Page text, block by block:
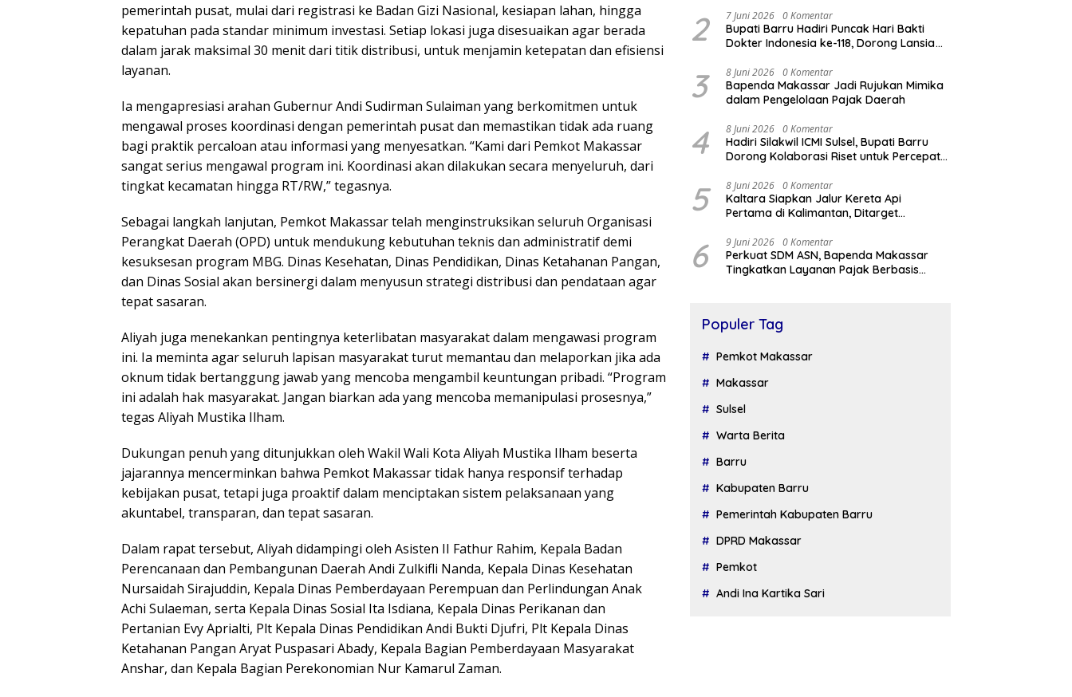
pemerintah pusat, mulai dari registrasi ke Badan Gizi Nasional, kesiapan lahan, hingga
kepatuhan pada standar minimum investasi. Setiap lokasi juga disesuaikan agar berada
dalam jarak maksimal 30 menit dari titik distribusi, untuk menjamin ketepatan dan efisiensi
layanan.
Ia mengapresiasi arahan Gubernur Andi Sudirman Sulaiman yang berkomitmen untuk
mengawal proses koordinasi dengan pemerintah pusat dan memastikan tidak ada ruang
bagi praktik percaloan atau informasi yang menyesatkan. “Kami dari Pemkot Makassar
sangat serius mengawal program ini. Koordinasi akan dilakukan secara menyeluruh, dari
tingkat kecamatan hingga RT/RW,” tegasnya.
Sebagai langkah lanjutan, Pemkot Makassar telah menginstruksikan seluruh Organisasi
Perangkat Daerah (OPD) untuk mendukung kebutuhan teknis dan administratif demi
kesuksesan program MBG. Dinas Kesehatan, Dinas Pendidikan, Dinas Ketahanan Pangan,
dan Dinas Sosial akan bersinergi dalam menyusun strategi distribusi dan pendataan agar
tepat sasaran.
Aliyah juga menekankan pentingnya keterlibatan masyarakat dalam mengawasi program
ini. Ia meminta agar seluruh lapisan masyarakat turut memantau dan melaporkan jika ada
oknum tidak bertanggung jawab yang mencoba mengambil keuntungan pribadi. “Program
ini adalah hak masyarakat. Jangan biarkan ada yang mencoba memanipulasi prosesnya,”
tegas Aliyah Mustika Ilham.
Dukungan penuh yang ditunjukkan oleh Wakil Wali Kota Aliyah Mustika Ilham beserta
jajarannya mencerminkan bahwa Pemkot Makassar tidak hanya responsif terhadap
kebijakan pusat, tetapi juga proaktif dalam menciptakan sistem pelaksanaan yang
akuntabel, transparan, dan tepat sasaran.
Dalam rapat tersebut, Aliyah didampingi oleh Asisten II Fathur Rahim, Kepala Badan
Perencanaan dan Pembangunan Daerah Andi Zulkifli Nanda, Kepala Dinas Kesehatan
Nursaidah Sirajuddin, Kepala Dinas Pemberdayaan Perempuan dan Perlindungan Anak
Achi Sulaeman, serta Kepala Dinas Sosial Ita Isdiana, Kepala Dinas Perikanan dan
Pertanian Evy Aprialti, Plt Kepala Dinas Pendidikan Andi Bukti Djufri, Plt Kepala Dinas
Ketahanan Pangan Aryat Puspasari Abady, Kepala Bagian Pemberdayaan Masyarakat
Anshar, dan Kepala Bagian Perekonomian Nur Kamarul Zaman.
2 7 Juni 2026 0 Komentar
Bupati Barru Hadiri Puncak Hari Bakti
Dokter Indonesia ke-118, Dorong Lansia
3 8 Juni 2026 0 Komentar
Bapenda Makassar Jadi Rujukan Mimika
dalam Pengelolaan Pajak Daerah
4 8 Juni 2026 0 Komentar
Hadiri Silakwil ICMI Sulsel, Bupati Barru
Dorong Kolaborasi Riset untuk Percepat
5 8 Juni 2026 0 Komentar
Kaltara Siapkan Jalur Kereta Api
Pertama di Kalimantan, Ditarget
6 9 Juni 2026 0 Komentar
Perkuat SDM ASN, Bapenda Makassar
Tingkatkan Layanan Pajak Berbasis
Populer Tag
Pemkot Makassar
Makassar
Sulsel
Warta Berita
Barru
Kabupaten Barru
Pemerintah Kabupaten Barru
DPRD Makassar
Pemkot
Andi Ina Kartika Sari